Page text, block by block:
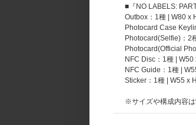
■『NO LABELS:
Outbox：1種 | W80 x
Photocard Case
Photocard(Selfie)：2
Photocard(Official
NFC Disc：1種 | W50
NFC Guide：1種 |
Sticker：1種 | W55 x
※サイズや構成内容は